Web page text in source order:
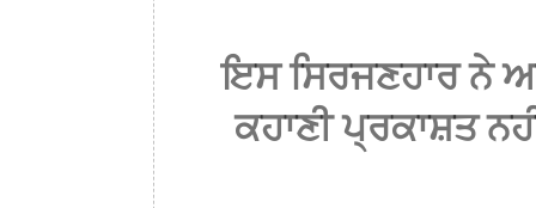
ਇਸ ਸਿਰਜਣਹਾਰ ਨੇ
ਕਹਾਣੀ ਪ੍ਰਕਾਸ਼ਤ